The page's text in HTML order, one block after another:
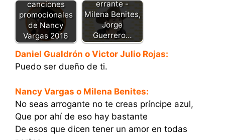
canciones
promocionales
de Nancy
Vargas 2016
errante -
Milena Benites,
Jorge
Guerrero…
Daniel Gualdrón o Victor Julio Rojas:
Puedo ser dueño de ti.
Nancy Vargas o Milena Benites:
No seas arrogante no te creas príncipe azul,
Que por ahí de eso hay bastante
De esos que dicen tener un amor en todas